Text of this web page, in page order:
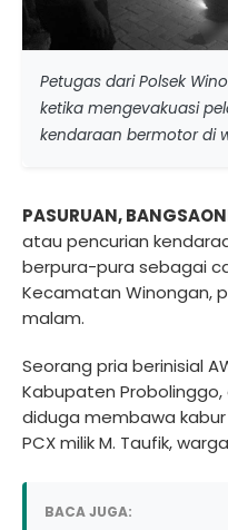
Petugas dari Polsek
ketika mengevakuasi
kendaraan bermotor di
PASURUAN,
atau pencurian
berpura-pura sebagai
Kecamatan Winongan,
malam.
Seorang pria berinisial
Kabupaten
diduga membawa
PCX milik M. Taufik,
BACA JUGA: